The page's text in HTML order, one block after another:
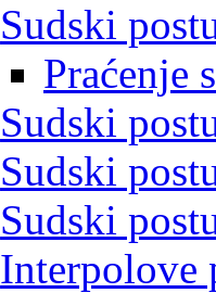
Sudski
Praćenje
Sudski
Sudski
Sudski
Interpolove